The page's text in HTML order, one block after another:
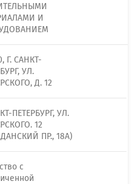
И
Г. САНКТ-
УЛ.
Д. 12
ПЕТЕРБУРГ, УЛ.
12
ПР., 18А)
с